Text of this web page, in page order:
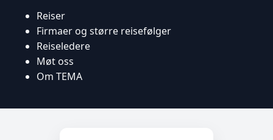
Reiser
Firmaer og større reisefølger
Reiseledere
Møt oss
Om TEMA